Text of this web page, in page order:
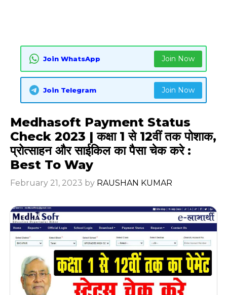
Join WhatsApp Join Now
Join Telegram Join Now
Medhasoft Payment Status
Check 2023 | कक्षा 1 से 12वीं तक पोशाक,
प्रोत्साहन और साईकिल का पैसा चेक करे :
Best To Way
February 21, 2023 by RAUSHAN KUMAR